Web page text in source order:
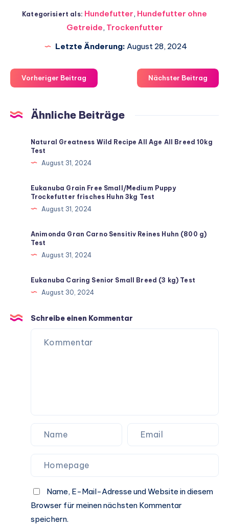
Kategorisiert als: Hundefutter, Hundefutter ohne
Getreide, Trockenfutter
Letzte Änderung: August 28, 2024
Vorheriger Beitrag Nächster Beitrag
Ähnliche Beiträge
Natural Greatness Wild Recipe All Age All Breed 10kg
Test
August 31, 2024
Eukanuba Grain Free Small/Medium Puppy
Trockefutter frisches Huhn 3kg Test
August 31, 2024
Animonda Gran Carno Sensitiv Reines Huhn (800 g)
Test
August 31, 2024
Eukanuba Caring Senior Small Breed (3 kg) Test
August 30, 2024
Schreibe einen Kommentar
Name, E-Mail-Adresse und Website in diesem
Browser für meinen nächsten Kommentar
speichern.